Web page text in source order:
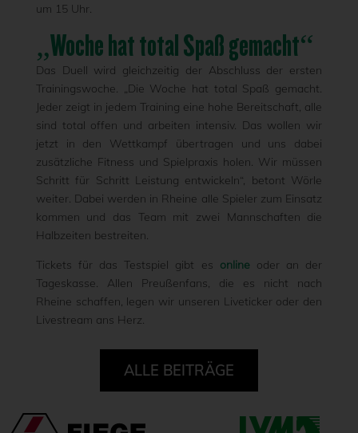
um 15 Uhr.
„Woche hat total Spaß gemacht“
Das Duell wird gleichzeitig der Abschluss der ersten
Trainingswoche. „Die Woche hat total Spaß gemacht.
Jeder zeigt in jedem Training eine hohe Bereitschaft, alle
sind total offen und arbeiten intensiv. Das wollen wir
jetzt in den Wettkampf übertragen und uns dabei
zusätzliche Fitness und Spielpraxis holen. Wir müssen
Schritt für Schritt Leistung entwickeln“, betont Wörle
weiter. Dabei werden in Rheine alle Spieler zum Einsatz
kommen und das Team mit zwei Mannschaften die
Halbzeiten bestreiten.
Tickets für das Testspiel gibt es online oder an der
Tageskasse. Allen Preußenfans, die es nicht nach
Rheine schaffen, legen wir unseren Liveticker oder den
Livestream ans Herz.
ALLE BEITRÄGE